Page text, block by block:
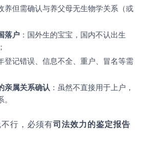
养但需确认与养父母无生物学关系（或
落户 ：国外生的宝宝，国内不认出生
登记错误、信息不全、重户、冒名等需
亲属关系确认 ：虽然不直接用于上户，
行，必须有司法效力的鉴定报告